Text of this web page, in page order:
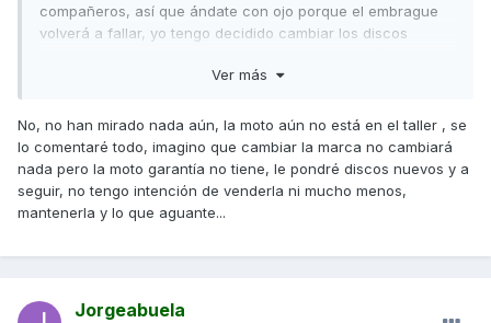
compañeros, así que ándate con ojo porque el embrague
volverá a fallar, yo tengo decidido cambiar los discos
vendo o que hago con ella.
embrague ? Porque los discos rondan 100€, imagino que te
cambie aceite filtro y discos a la vez .
Ver más
No, no han mirado nada aún, la moto aún no está en el taller , se
lo comentaré todo, imagino que cambiar la marca no cambiará
nada pero la moto garantía no tiene, le pondré discos nuevos y a
seguir, no tengo intención de venderla ni mucho menos,
mantenerla y lo que aguante...
Jorgeabuela